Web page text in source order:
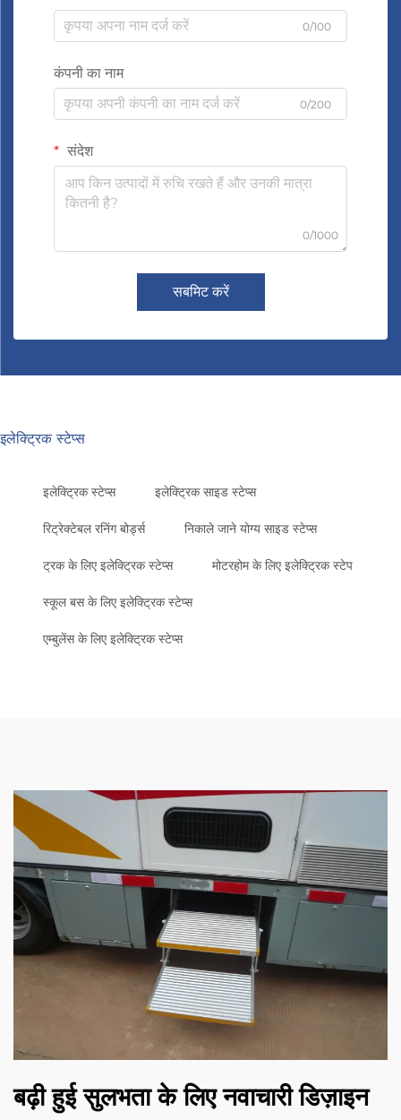
0/100
कंपनी का नाम
0/200
संदेश
0/1000
सबमिट करें
इलेक्ट्रिक स्टेप्स
इलेक्ट्रिक स्टेप्स इलेक्ट्रिक साइड स्टेप्स
रिट्रेक्टेबल रनिंग बोर्ड्स निकाले जाने योग्य साइड स्टेप्स
ट्रक के लिए इलेक्ट्रिक स्टेप्स मोटरहोम के लिए इलेक्ट्रिक स्टेप
स्कूल बस के लिए इलेक्ट्रिक स्टेप्स
एम्बुलेंस के लिए इलेक्ट्रिक स्टेप्स
बढ़ी हुई सुलभता के लिए नवाचारी डिज़ाइन